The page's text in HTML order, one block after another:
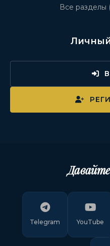
Все разделы
Telegram YouTube